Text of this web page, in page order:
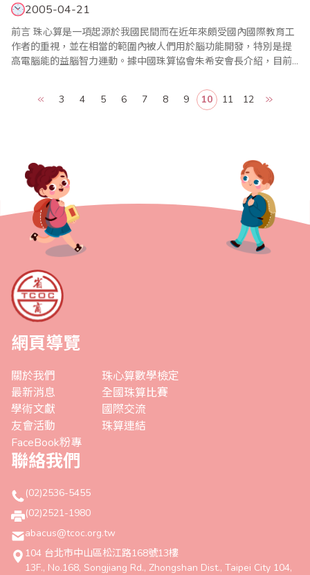
2005-04-21
前言 珠心算是一項起源於我國民間而在近年來頗受國內國際教育工
作者的重視，並在相當的範圍內被人們用於腦功能開發，特別是提
高電腦能的益腦智力運動。據中國珠算協會朱希安會長介紹，目前
課和活動課中實施。從大量的珠心算教育研究報告中可以看到，各
地實踐者的經驗已經揭示，珠心算可以十分顯著和有效地提高學生
3 4 5 6 7 8 9 10 11 12
網頁導覽
關於我們
最新消息
學術文獻
友會活動
FaceBook粉專
珠心算數學檢定
全國珠算比賽
國際交流
珠算連結
聯絡我們
(02)2536-5455
(02)2521-1980
abacus@tcoc.org.tw
104 台北市中山區松江路168號13樓
13F., No.168, Songjiang Rd., Zhongshan Dist., Taipei City 104,